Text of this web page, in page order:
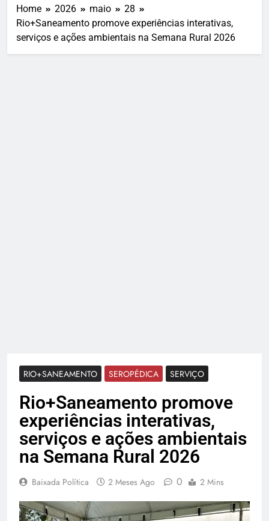
Home 2026 maio
28
Rio+Saneamento promove experiências interativas,
serviços e ações ambientais na Semana Rural 2026
RIO+SANEAMENTO SEROPÉDICA SERVIÇO
Rio+Saneamento promove
experiências interativas,
serviços e ações ambientais
na Semana Rural 2026
Baixada Política 2 Meses Ago 0 2 Mins